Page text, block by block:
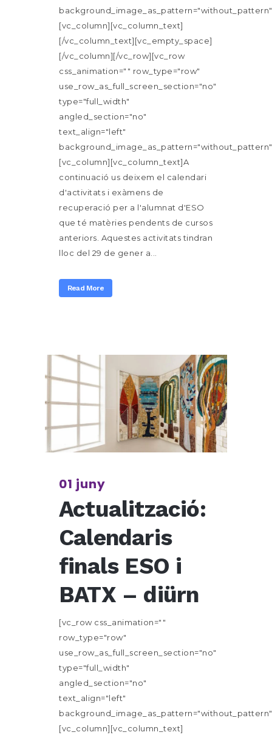
[vc_column][vc_column_text]
[/vc_column_text][vc_empty_space]
[/vc_column][/vc_row][vc_row
css_animation="" row_type="row"
use_row_as_full_screen_section="no"
type="full_width"
angled_section="no"
text_align="left"
[vc_column][vc_column_text]A
continuació us deixem el calendari
d'activitats i exàmens de
recuperació per a l'alumnat d'ESO
que té matèries pendents de cursos
anteriors. Aquestes activitats tindran
lloc del 29 de gener a...
Read More
01 juny
Actualització:
Calendaris
finals ESO i
BATX – diürn
[vc_row css_animation=""
row_type="row"
use_row_as_full_screen_section="no"
type="full_width"
angled_section="no"
text_align="left"
[vc_column][vc_column_text]